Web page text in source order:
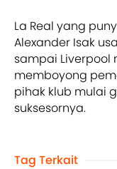
La Real yang
Alexander Isak
sampai Liverpool
memboyong
pihak klub mulai
suksesornya.
Tag Terkait